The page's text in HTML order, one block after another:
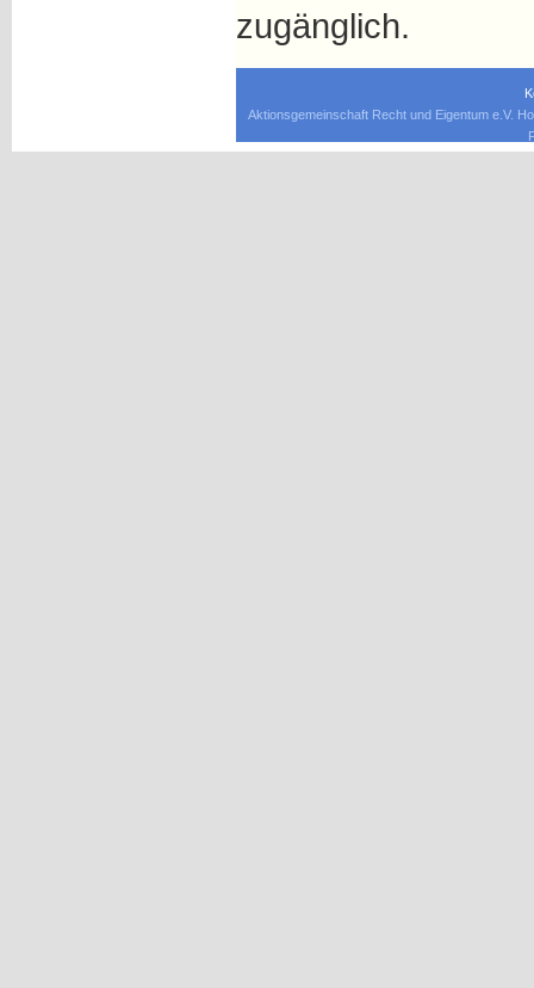
zugänglich.
Aktionsgemeinschaft Recht und Eigentum e.V.